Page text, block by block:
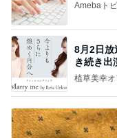
Amebaト
8月2日放
き続き出
植草美幸